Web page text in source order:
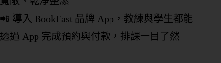
📲 導入 BookFast 品牌 App，教練與學生都能
透過 App 完成預約與付款，排課一目了然
您